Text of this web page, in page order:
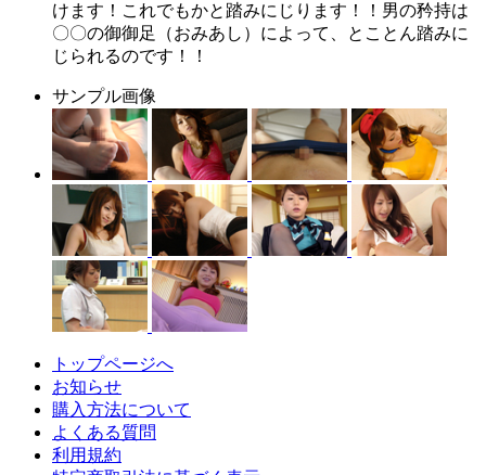
けます！これでもかと踏みにじります！！男の矜持は
〇〇の御御足（おみあし）によって、とことん踏みに
じられるのです！！
サンプル画像
トップページへ
お知らせ
購入方法について
よくある質問
利用規約